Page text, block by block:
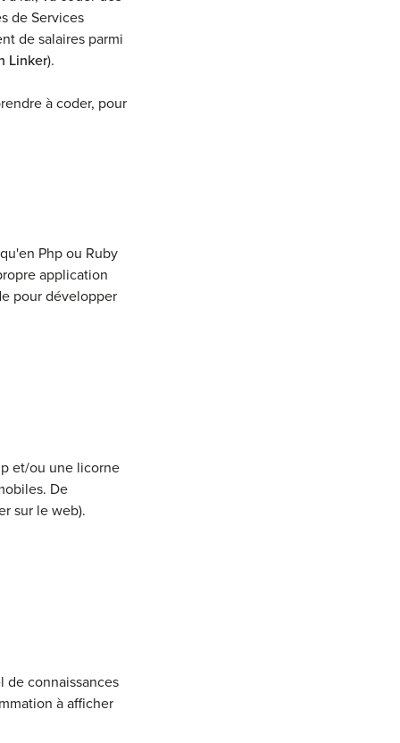
de Services
de salaires parmi
Linker).
à coder, pour
Php ou Ruby
application
pour développer
et/ou une licorne
De
sur le web).
de connaissances
à afficher